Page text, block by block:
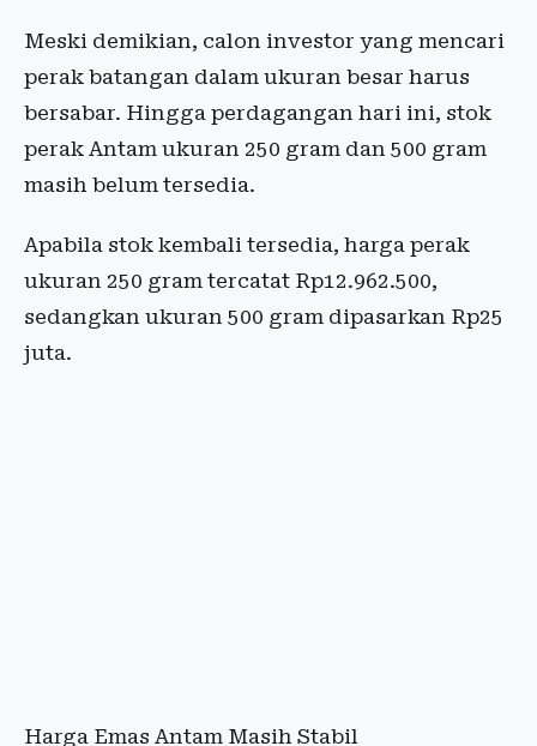
Meski demikian, calon investor yang mencari
perak batangan dalam ukuran besar harus
bersabar. Hingga perdagangan hari ini, stok
perak Antam ukuran 250 gram dan 500 gram
masih belum tersedia.
Apabila stok kembali tersedia, harga perak
ukuran 250 gram tercatat Rp12.962.500,
sedangkan ukuran 500 gram dipasarkan Rp25
juta.
Harga Emas Antam Masih Stabil